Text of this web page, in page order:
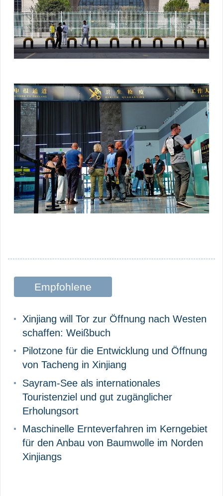
Empfohlene
Xinjiang will Tor zur Öffnung nach Westen
schaffen: Weißbuch
Pilotzone für die Entwicklung und Öffnung
von Tacheng in Xinjiang
Sayram-See als internationales
Touristenziel und gut zugänglicher
Erholungsort
Maschinelle Ernteverfahren im Kerngebiet
für den Anbau von Baumwolle im Norden
Xinjiangs